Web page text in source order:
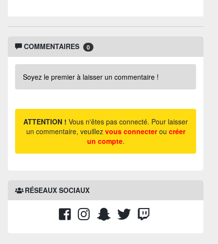
COMMENTAIRES 0
Soyez le premier à laisser un commentaire !
ATTENTION ! Vous n'êtes pas connecté. Pour laisser
un commentaire, veuillez vous connecterou créer
un compte.
RÉSEAUX SOCIAUX